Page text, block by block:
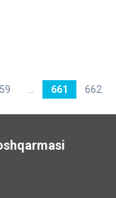
... 661 662